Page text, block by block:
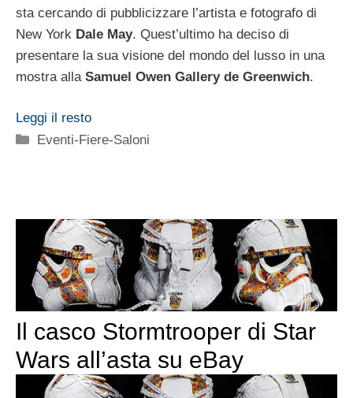
sta cercando di pubblicizzare l’artista e fotografo di
New York Dale May. Quest’ultimo ha deciso di
presentare la sua visione del mondo del lusso in una
mostra alla Samuel Owen Gallery de Greenwich.
Leggi il resto
Categorie
Eventi-Fiere-Saloni
Il casco Stormtrooper di Star
Wars all’asta su eBay